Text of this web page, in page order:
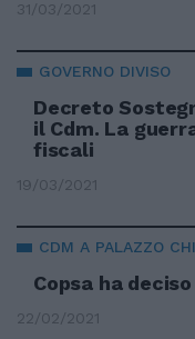
31/03/2021
GOVERNO DIVISO
Decreto
il Cdm. La
fiscali
19/03/2021
CDM A PALAZZO
Copsa ha
22/02/2021